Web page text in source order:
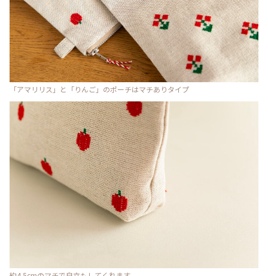
「アマリリス」と「りんご」のポーチはマチありタイプ